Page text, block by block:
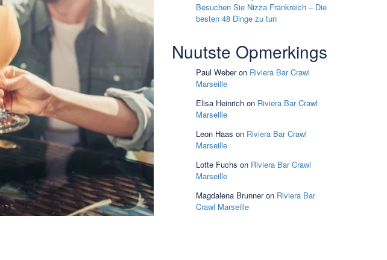
Besuchen Sie Nizza Frankreich – Die
besten 48 Dinge zu tun
Nuutste Opmerkings
Paul Weberon Riviera Bar Crawl
Marseille
Elisa Heinrich on Riviera Bar Crawl
Marseille
Leon Haas on Riviera Bar Crawl
Marseille
Lotte Fuchs on Riviera Bar Crawl
Marseille
Magdalena Brunneron Riviera Bar
Crawl Marseille